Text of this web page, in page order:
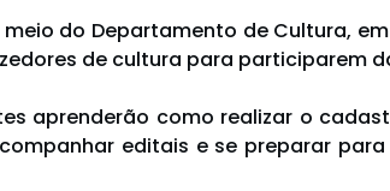
do Departamento de Cultura,
de cultura para participarem da
aprenderão como realizar o
editais e se preparar